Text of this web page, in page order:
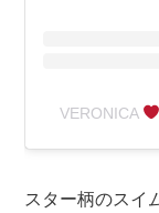
VERONICA
スター柄のスイ